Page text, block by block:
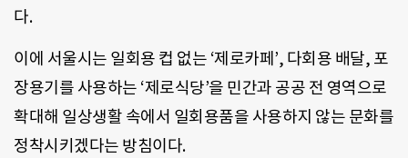
다.
이에 서울시는 일회용 컵 없는 ‘제로카페’, 다회용 배달, 포
장용기를 사용하는 ‘제로식당’을 민간과 공공 전 영역으로
확대해 일상생활 속에서 일회용품을 사용하지 않는 문화를
정착시키겠다는 방침이다.